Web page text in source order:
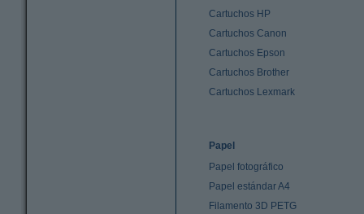
Cartuchos HP
Cartuchos Canon
Cartuchos Epson
Cartuchos Brother
Cartuchos Lexmark
Papel
Papel fotográfico
Papel estándar A4
Filamento 3D PETG